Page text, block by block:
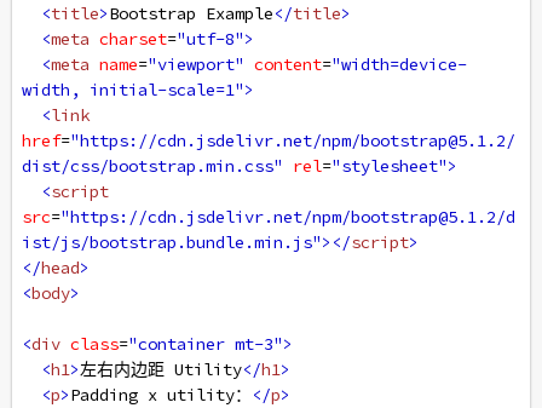
<title>Bootstrap Example</title>
<meta charset="utf-8">
<meta name="viewport" content="width=device-
width, initial-scale=1">
<link
href="https://cdn.jsdelivr.net/npm/bootstrap@5.1.2/
dist/css/bootstrap.min.css"
rel="stylesheet">
<script
src="https://cdn.jsdelivr.net/npm/bootstrap@5.1.2/d
ist/js/bootstrap.bundle.min.js"></script>
</head>
<body>
<div class="container mt-3">
<h1>左右内边距 Utility</h1>
<p>Padding x utility： </p>